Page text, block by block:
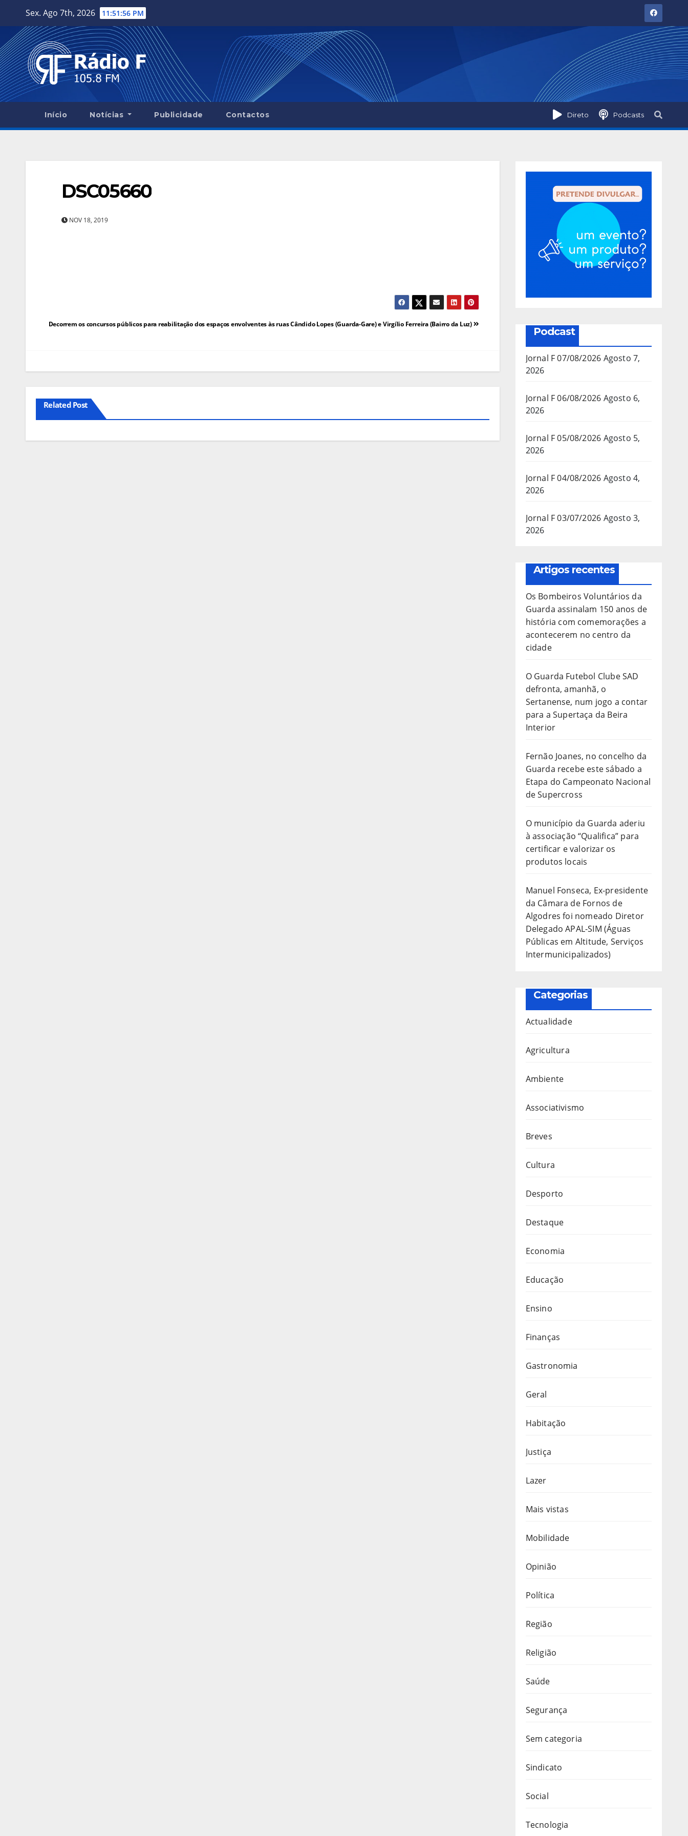
content
Sex. Ago 7th, 2026 11:51:57 PM
Direto Podcasts
Início Notícias Publicidade Contactos
DSC05660
NOV 18, 2019
Navegação
Decorrem os concursos públicos para reabilitação dos espaços envolventes às ruas Cândido Lopes (Guarda-Gare) e Virgílio Ferreira (Bairro da Luz)
Related Post
Podcast
Jornal F 07/08/2026 Agosto 7,
2026
Jornal F 06/08/2026 Agosto 6,
2026
Jornal F 05/08/2026 Agosto 5,
2026
Jornal F 04/08/2026 Agosto 4,
2026
Jornal F 03/07/2026 Agosto 3,
2026
Artigos recentes
Os Bombeiros Voluntários da
Guarda assinalam 150 anos de
história com comemorações a
acontecerem no centro da
cidade
O Guarda Futebol Clube SAD
defronta, amanhã, o
Sertanense, num jogo a contar
para a Supertaça da Beira
Interior
Fernão Joanes, no concelho da
Guarda recebe este sábado a
Etapa do Campeonato Nacional
de Supercross
O município da Guarda aderiu
à associação “Qualifica” para
certificar e valorizar os
produtos locais
Manuel Fonseca, Ex-presidente
da Câmara de Fornos de
Algodres foi nomeado Diretor
Delegado APAL-SIM (Águas
Públicas em Altitude, Serviços
Intermunicipalizados)
Categorias
Actualidade
Agricultura
Ambiente
Associativismo
Breves
Cultura
Desporto
Destaque
Economia
Educação
Ensino
Finanças
Gastronomia
Geral
Habitação
Justiça
Lazer
Mais vistas
Mobilidade
Opinião
Política
Região
Religião
Saúde
Segurança
Sem categoria
Sindicato
Social
Tecnologia